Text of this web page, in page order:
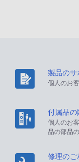
製品のサ
個人のお
付属品の
個人のお
品の部品
修理のご